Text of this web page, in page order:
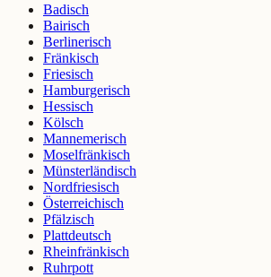
Badisch
Bairisch
Berlinerisch
Fränkisch
Friesisch
Hamburgerisch
Hessisch
Kölsch
Mannemerisch
Moselfränkisch
Münsterländisch
Nordfriesisch
Österreichisch
Pfälzisch
Plattdeutsch
Rheinfränkisch
Ruhrpott